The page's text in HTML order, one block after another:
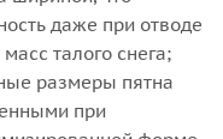
даже при отводе
талого снега;
размеры пятна
при